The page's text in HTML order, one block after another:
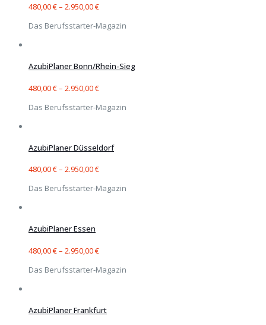
480,00€– 2.950,00€
Das Berufsstarter-Magazin
AzubiPlaner Bonn/Rhein-Sieg
480,00€– 2.950,00€
Das Berufsstarter-Magazin
AzubiPlaner Düsseldorf
480,00€– 2.950,00€
Das Berufsstarter-Magazin
AzubiPlaner Essen
480,00€– 2.950,00€
Das Berufsstarter-Magazin
AzubiPlaner Frankfurt